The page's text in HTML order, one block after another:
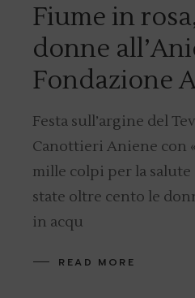
Fiume in
donne
Fondazione
Festa sull’argine del
Canottieri Aniene con
mille colpi per la salute
state oltre cento le
in acqu
READ MORE